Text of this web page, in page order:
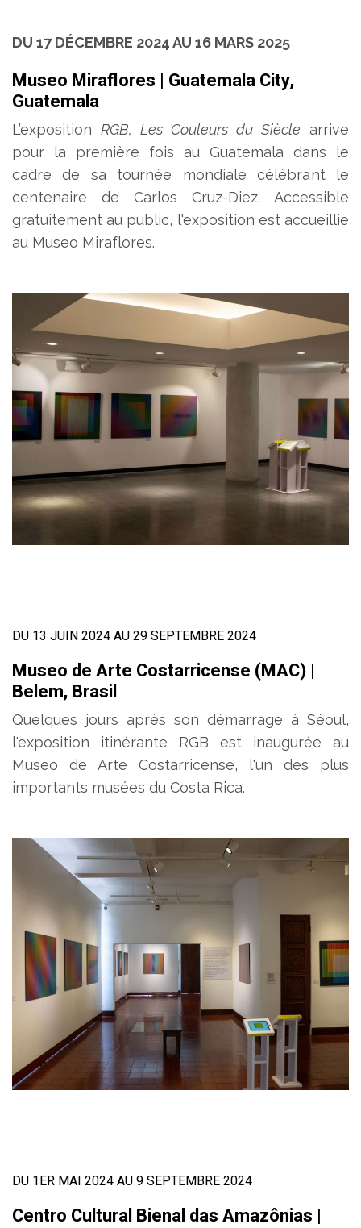
DU 17 DÉCEMBRE 2024 AU 16 MARS 2025
Museo Miraflores | Guatemala City,
Guatemala
L’expositionRGB, Les Couleurs du Siècle arrive
pour la première fois au Guatemala dans le
cadre de sa tournée mondiale célébrant le
centenaire de Carlos Cruz-Diez. Accessible
gratuitement au public, l'exposition est accueillie
au Museo Miraflores.
DU 13 JUIN 2024 AU 29 SEPTEMBRE 2024
Museo de Arte Costarricense (MAC) |
Belem, Brasil
Quelques jours après son démarrage à Séoul,
l'exposition itinérante RGB est inaugurée au
Museo de Arte Costarricense, l'un des plus
importants musées du Costa Rica.
DU 1ER MAI 2024 AU 9 SEPTEMBRE 2024
Centro Cultural Bienal das Amazônias |